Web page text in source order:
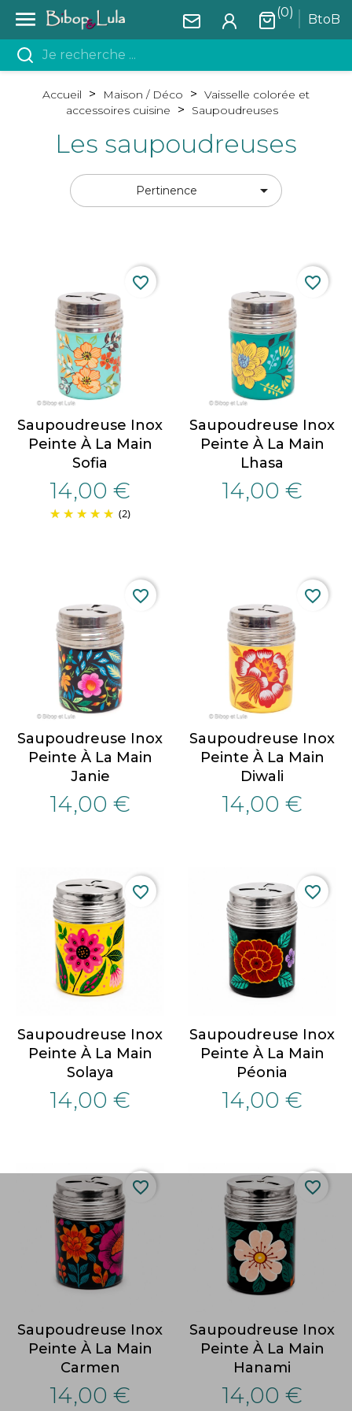
 BtoB
(0)
Accueil Maison / Déco
Vaisselle colorée et
accessoires cuisine
Saupoudreuses
Les saupoudreuses
Pertinence 
Saupoudreuse Inox
Peinte À La Main
Sofia
14,00 €
(2)
favorite_border
Saupoudreuse Inox
Peinte À La Main
Lhasa
14,00 €
favorite_border
Saupoudreuse Inox
Peinte À La Main
Janie
14,00 €
favorite_border
Saupoudreuse Inox
Peinte À La Main
Diwali
14,00 €
favorite_border
Saupoudreuse Inox
Peinte À La Main
Solaya
14,00 €
favorite_border
Saupoudreuse Inox
Peinte À La Main
Péonia
14,00 €
favorite_border
Saupoudreuse Inox
Peinte À La Main
Carmen
14,00 €
favorite_border
Saupoudreuse Inox
Peinte À La Main
Hanami
14,00 €
favorite_border